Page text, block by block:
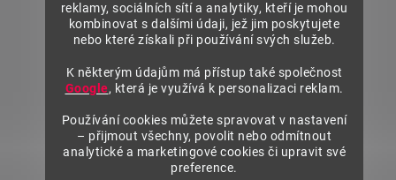
reklamy, sociálních sítí a analytiky, kteří je mohou
kombinovat s dalšími údaji, jež jim poskytujete
nebo které získali při používání svých služeb.
K některým údajům má přístup také společnost
Google, která je využívá k personalizaci reklam.
Používání cookies můžete spravovat v nastavení
– přijmout všechny, povolit nebo odmítnout
analytické a marketingové cookies či upravit své
preference.